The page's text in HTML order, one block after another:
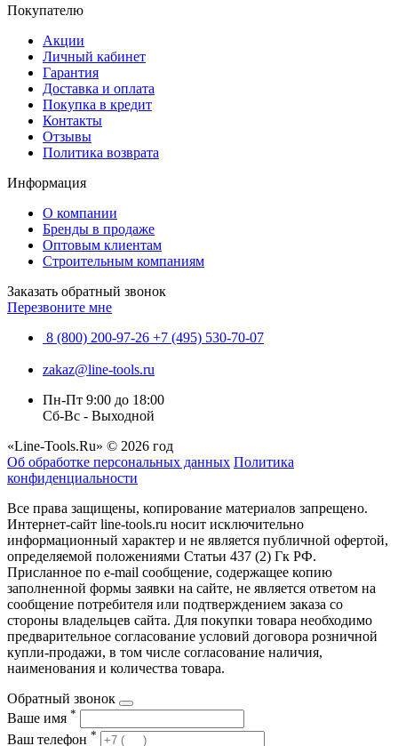
Покупателю
Акции
Личный кабинет
Гарантия
Доставка и оплата
Покупка в кредит
Контакты
Отзывы
Политика возврата
Информация
О компании
Бренды в продаже
Оптовым клиентам
Строительным компаниям
Заказать обратный звонок
Перезвоните мне
8 (800) 200-97-26 +7 (495) 530-70-07
zakaz@line-tools.ru
Пн-Пт 9:00 до 18:00
Сб-Вс - Выходной
«Line-Tools.Ru» © 2026 год
Об обработке персональных данных Политика
конфиденциальности
Все права защищены, копирование материалов запрещено.
Интернет-сайт line-tools.ru носит исключительно
информационный характер и не является публичной офертой,
определяемой положениями Статьи 437 (2) Гк РФ.
Присланное по e-mail сообщение, содержащее копию
заполненной формы заявки на сайте, не является ответом на
сообщение потребителя или подтверждением заказа со
стороны владельцев сайта. Для покупки товара необходимо
предварительное согласование условий договора розничной
купли-продажи, в том числе согласование наличия,
наименования и количества товара.
Обратный звонок
Ваше имя *
Ваш телефон *